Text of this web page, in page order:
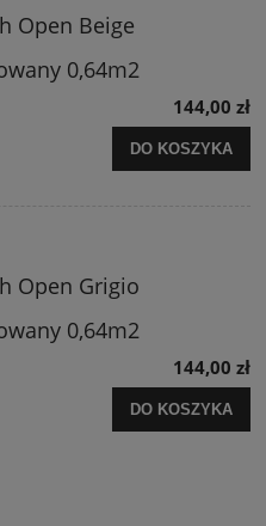
Open Beige
0,64m2
144,00 zł
DO KOSZYKA
Open Grigio
0,64m2
144,00 zł
DO KOSZYKA